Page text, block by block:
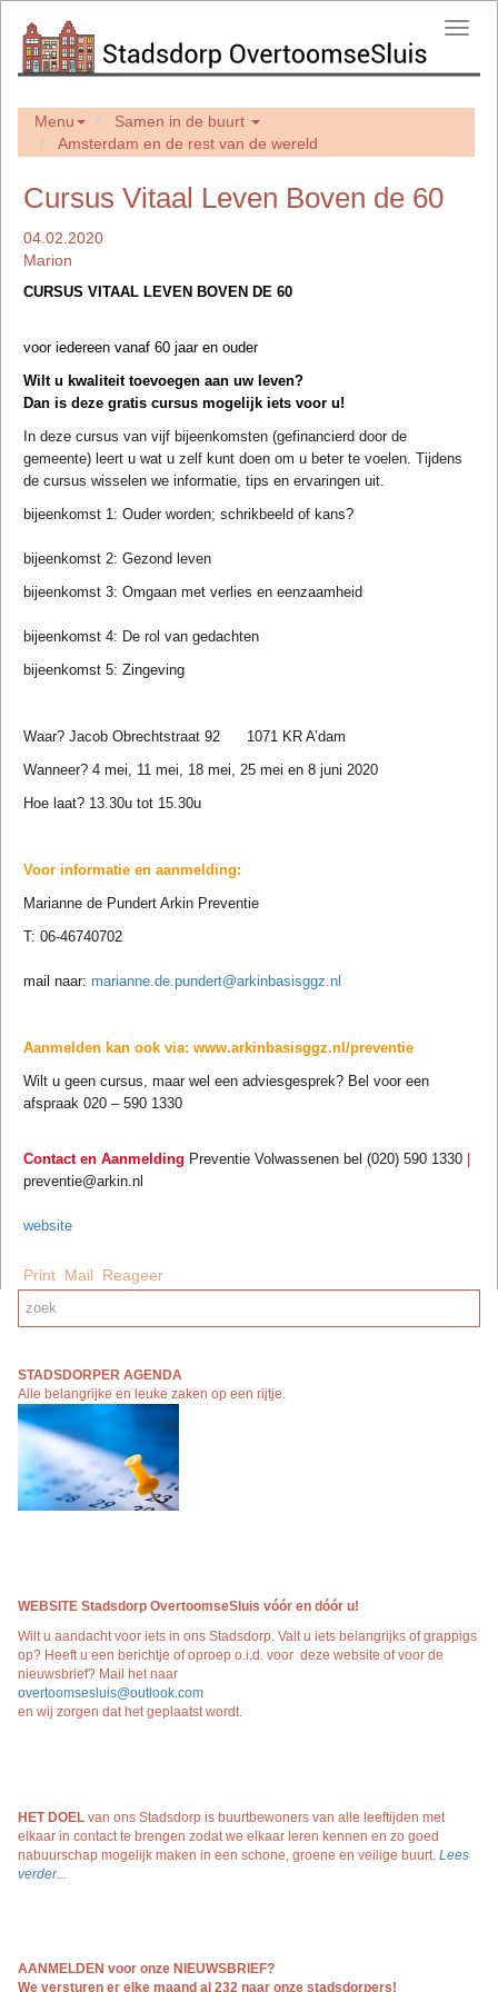
Menu
Samen in de buurt
Amsterdam en de rest van de wereld
Cursus Vitaal Leven Boven de 60
04.02.2020
Marion
CURSUS VITAAL LEVEN BOVEN DE 60
voor iedereen vanaf 60 jaar en ouder
Wilt u kwaliteit toevoegen aan uw leven?
Dan is deze gratis cursus mogelijk iets voor u!
In deze cursus van vijf bijeenkomsten (gefinancierd door de
gemeente) leert u wat u zelf kunt doen om u beter te voelen. Tijdens
de cursus wisselen we informatie, tips en ervaringen uit.
bijeenkomst 1: Ouder worden; schrikbeeld of kans?
bijeenkomst 2: Gezond leven
bijeenkomst 3: Omgaan met verlies en eenzaamheid
bijeenkomst 4: De rol van gedachten
bijeenkomst 5: Zingeving
Waar? Jacob Obrechtstraat 92 1071 KR A’dam
Wanneer? 4 mei, 11 mei, 18 mei, 25 mei en 8 juni 2020
Hoe laat? 13.30u tot 15.30u
Voor informatie en aanmelding:
Marianne de Pundert Arkin Preventie
T: 06-46740702
mail naar: marianne.de.pundert@arkinbasisggz.nl
Aanmelden kan ook via: www.arkinbasisggz.nl/preventie
Wilt u geen cursus, maar wel een adviesgesprek? Bel voor een
afspraak 020 – 590 1330
Contact en Aanmelding Preventie Volwassenen bel (020) 590 1330
preventie@arkin.nl
website
Print Mail Reageer
STADSDORPER AGENDA
Alle belangrijke en leuke zaken op een rijtje.
WEBSITE Stadsdorp OvertoomseSluis vóór en dóór u!
Wilt u aandacht voor iets in ons Stadsdorp. Valt u iets belangrijks of grappigs
op? Heeft u een berichtje of oproep o.i.d. voor deze website of voor de
nieuwsbrief? Mail het naar
overtoomsesluis@outlook.com
en wij zorgen dat het geplaatst wordt.
HET DOEL van ons Stadsdorp is buurtbewoners van alle leeftijden met
elkaar in contact te brengen zodat we elkaar leren kennen en zo goed
nabuurschap mogelijk maken in een schone, groene en veilige buurt. Lees
verder...
AANMELDEN voor onze NIEUWSBRIEF?
We versturen er elke maand al 232 naar onze stadsdorpers!